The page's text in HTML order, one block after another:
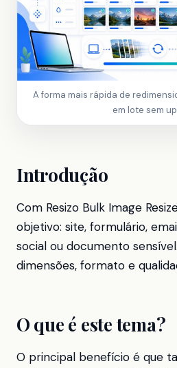
A forma mais rápida de
em lote sem
Introdução
Com Resizo Bulk Image
objetivo: site, formulário,
social ou documento
dimensões, formato e
O que é este tema?
O principal benefício é que